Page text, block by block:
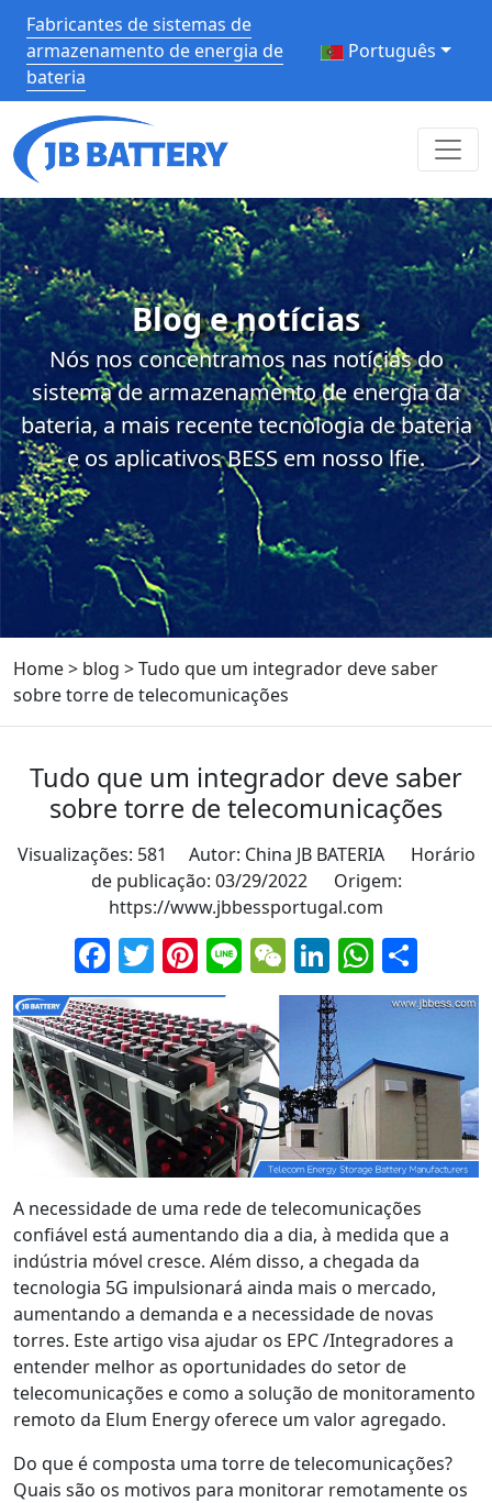
Fabricantes de sistemas de
armazenamento de energia de
bateria
Português
Blog e notícias
Nós nos concentramos nas notícias do
sistema de armazenamento de energia da
bateria, a mais recente tecnologia de bateria
e os aplicativos BESS em nosso lfie.
Home> blog >Tudo que um integrador deve saber
sobre torre de telecomunicações
Tudo que um integrador deve saber
sobre torre de telecomunicações
Visualizações: 581 Autor: China JB BATERIA Horário
de publicação: 03/29/2022 Origem:
https://www.jbbessportugal.com
Facebook
Twitter
Pinterest
LineWeChat
LinkedIn
A necessidade de uma rede de telecomunicações
confiável está aumentando dia a dia, à medida que a
indústria móvel cresce. Além disso, a chegada da
tecnologia 5G impulsionará ainda mais o mercado,
aumentando a demanda e a necessidade de novas
torres. Este artigo visa ajudar os EPC /Integradores a
entender melhor as oportunidades do setor de
telecomunicações e como a solução de monitoramento
remoto da Elum Energy oferece um valor agregado.
Do que é composta uma torre de telecomunicações?
Quais são os motivos para monitorar remotamente os